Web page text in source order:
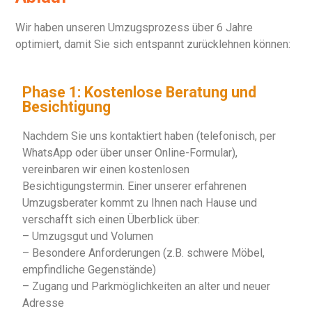
Wir haben unseren Umzugsprozess über 6 Jahre
optimiert, damit Sie sich entspannt zurücklehnen können:
Phase 1: Kostenlose Beratung und
Besichtigung
Nachdem Sie uns kontaktiert haben (telefonisch, per
WhatsApp oder über unser Online-Formular),
vereinbaren wir einen kostenlosen
Besichtigungstermin. Einer unserer erfahrenen
Umzugsberater kommt zu Ihnen nach Hause und
verschafft sich einen Überblick über:
– Umzugsgut und Volumen
– Besondere Anforderungen (z.B. schwere Möbel,
empfindliche Gegenstände)
– Zugang und Parkmöglichkeiten an alter und neuer
Adresse